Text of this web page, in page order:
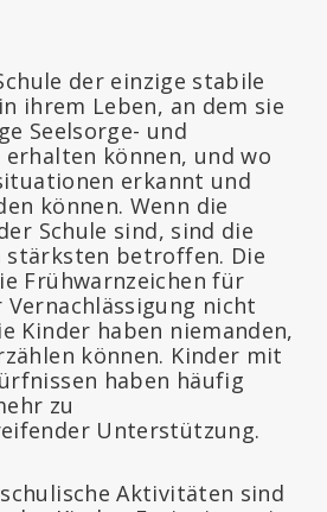
der einzige stabile
ihrem Leben, an dem sie
Seelsorge- und
können, und wo
erkannt und
können. Wenn die
Schule sind, sind die
stärksten betroffen. Die
Frühwarnzeichen für
Vernachlässigung nicht
Kinder haben niemanden,
können. Kinder mit
haben häufig
zu
Unterstützung.
Aktivitäten sind